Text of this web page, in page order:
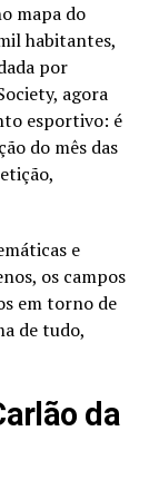
mapa do
habitantes,
por
agora
esportivo: é
do mês das
e
os campos
em torno de
de tudo,
da